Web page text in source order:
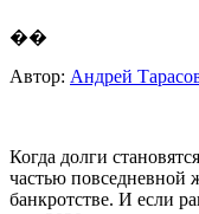
��
Автор: Андрей
Когда долги
частью повседневной
банкротстве. И если